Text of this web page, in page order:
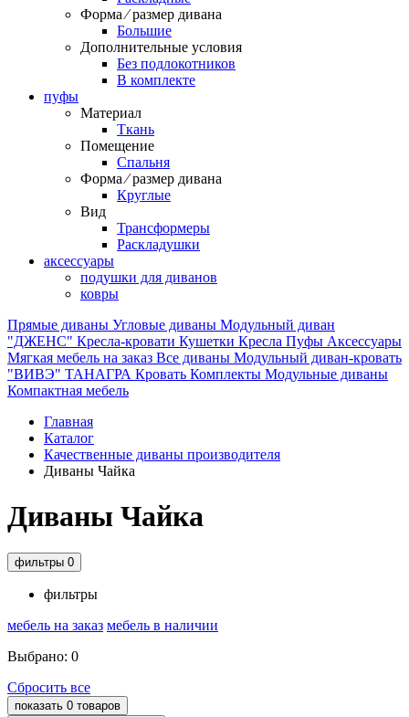
Форма ⁄ размер дивана
Большие
Дополнительные условия
Без подлокотников
В комплекте
пуфы
Материал
Ткань
Помещение
Спальня
Форма ⁄ размер дивана
Круглые
Вид
Трансформеры
Раскладушки
аксессуары
подушки для диванов
ковры
Прямые диваны Угловые диваны Модульный диван
"ДЖЕНС" Кресла-кровати Кушетки Кресла Пуфы Аксессуары
Мягкая мебель на заказ Все диваны Модульный диван-кровать
"ВИВЭ" ТАНАГРА Кровать Комплекты Модульные диваны
Компактная мебель
Главная
Каталог
Качественные диваны производителя
Диваны Чайка
Диваны Чайка
фильтры 0
фильтры
мебель на заказ мебель в наличии
Выбрано: 0
Сбросить все
показать 0 товаров